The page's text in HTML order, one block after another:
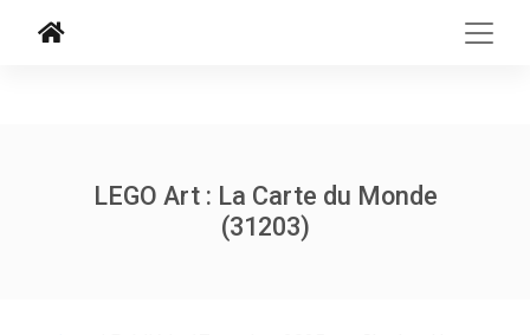
LEGO Art : La Carte du Monde
(31203)